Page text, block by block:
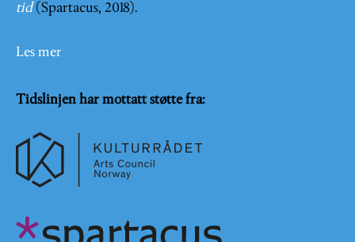
tid (Spartacus, 2018).
Les mer
Tidslinjen har mottatt støtte fra: